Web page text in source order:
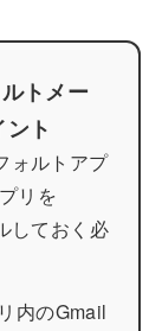
トメー
ト
ォルトアプ
リを
しておく必
内のGmail